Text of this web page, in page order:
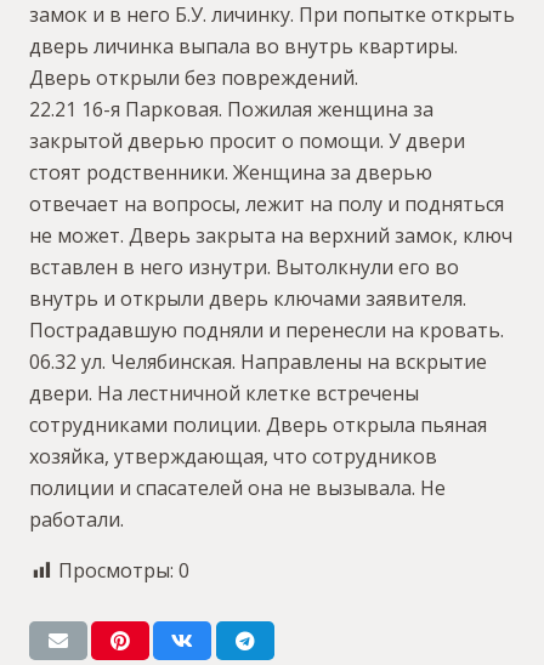
замок и в него Б.У. личинку. При попытке открыть
дверь личинка выпала во внутрь квартиры.
Дверь открыли без повреждений.
22.21 16-я Парковая. Пожилая женщина за
закрытой дверью просит о помощи. У двери
стоят родственники. Женщина за дверью
отвечает на вопросы, лежит на полу и подняться
не может. Дверь закрыта на верхний замок, ключ
вставлен в него изнутри. Вытолкнули его во
внутрь и открыли дверь ключами заявителя.
Пострадавшую подняли и перенесли на кровать.
06.32 ул. Челябинская. Направлены на вскрытие
двери. На лестничной клетке встречены
сотрудниками полиции. Дверь открыла пьяная
хозяйка, утверждающая, что сотрудников
полиции и спасателей она не вызывала. Не
работали.
Просмотры: 0